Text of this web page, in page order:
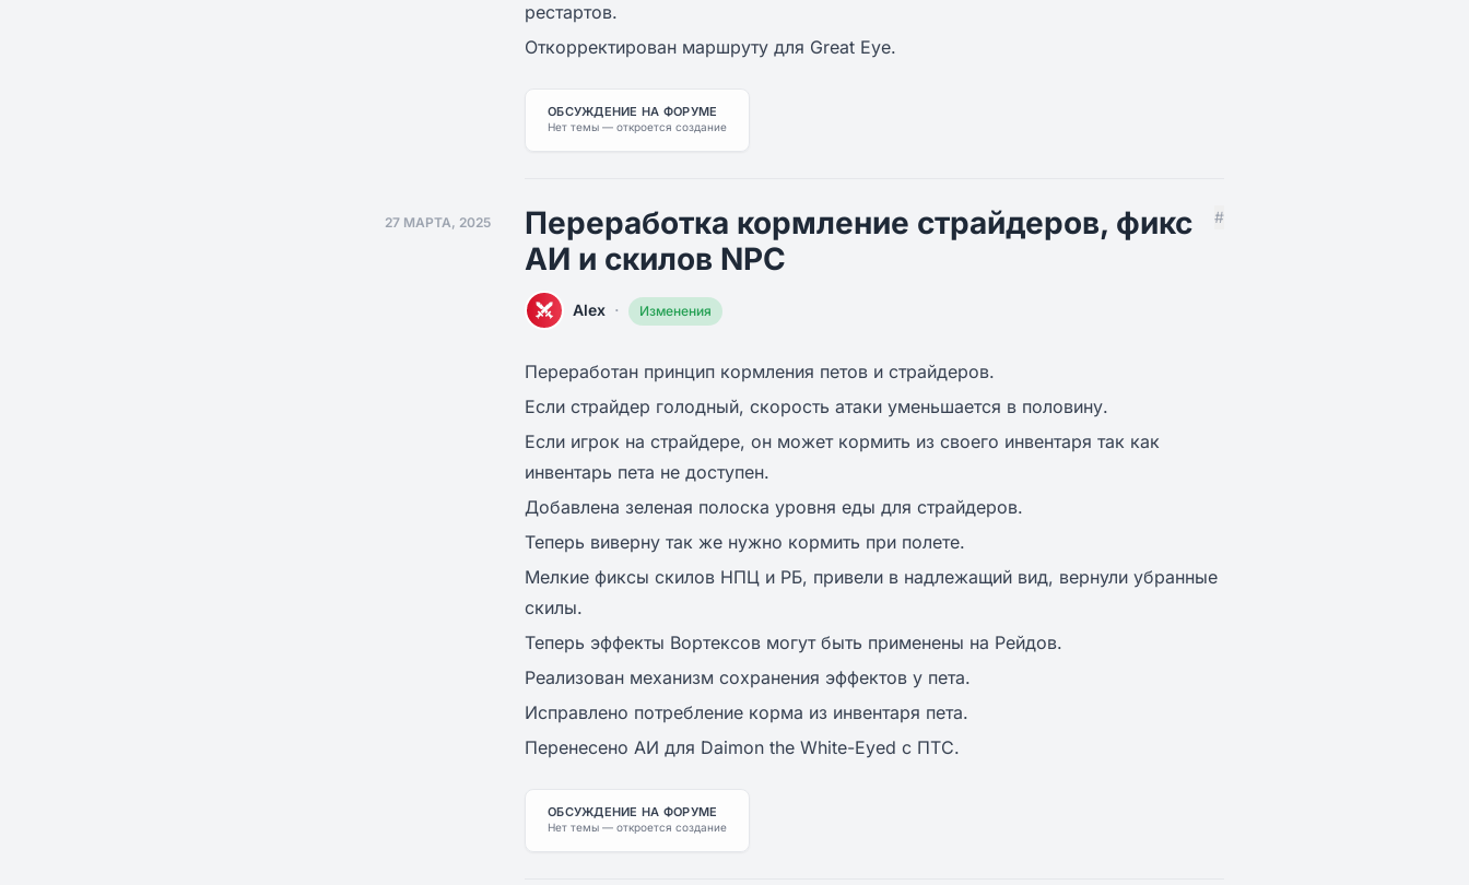
рестартов.
Откорректирован маршруту для Great Eye.
ОБСУЖДЕНИЕ НА ФОРУМЕ
Нет темы — откроется создание
27 МАРТА, 2025
Переработка кормление страйдеров, фикс
АИ и скилов NPC
#
Alex · Изменения
Переработан принцип кормления петов и страйдеров.
Если страйдер голодный, скорость атаки уменьшается в половину.
Если игрок на страйдере, он может кормить из своего инвентаря так как
инвентарь пета не доступен.
Добавлена зеленая полоска уровня еды для страйдеров.
Теперь виверну так же нужно кормить при полете.
Мелкие фиксы скилов НПЦ и РБ, привели в надлежащий вид, вернули убранные
скилы.
Теперь эффекты Вортексов могут быть применены на Рейдов.
Реализован механизм сохранения эффектов у пета.
Исправлено потребление корма из инвентаря пета.
Перенесено АИ для Daimon the White-Eyed с ПТС.
ОБСУЖДЕНИЕ НА ФОРУМЕ
Нет темы — откроется создание